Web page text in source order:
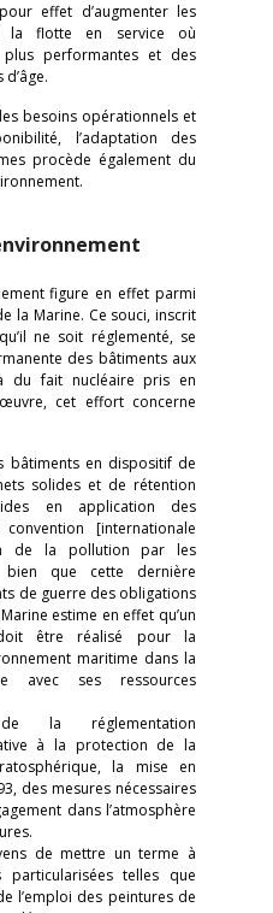
effet d’augmenter les
la flotte en service où
performantes et des
besoins opérationnels et
l’adaptation des
procède également du
figure en effet parmi
la Marine. Ce souci, inscrit
ne soit réglementé, se
des bâtiments aux
du fait nucléaire pris en
cet effort concerne
bâtiments en dispositif de
solides et de rétention
en application des
[internationale
de la pollution par les
que cette dernière
de guerre des obligations
estime en effet qu’un
être réalisé pour la
maritime dans la
avec ses ressources
la réglementation
à la protection de la
la mise en
des mesures nécessaires
dans l’atmosphère
de mettre un terme à
particularisées telles que
l’emploi des peintures de